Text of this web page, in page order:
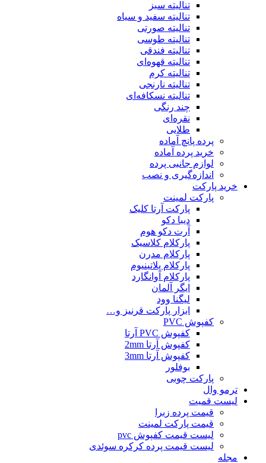
تنالیته سبز
تنالیته سفید و سیاه
تنالیته صورتی
تنالیته طوسی
تنالیته فندقی
تنالیته قهوه‌ای
تنالیته کرم
تنالیته نارنجی
تنالیته نسکافه‌ای
چند رنگی
نقره‌ای
طلایی
پرده پانچ آماده
خرید پرده آماده
لوازم جانبی پرده
اندازه‌گیری و نصب
خرید پارکت
پارکت لمینت
پارکت آرتا کلیک
دیبا دکو
آرت دکو هوم
پارکلام کلاسیک
پارکلام مدرن
پارکلام پلاتینیوم
پارکلام آوانگارد
ایگر آلمان
لیگنا وود
ابزار پارکت قرنیز و…
کفپوش PVC
کفپوش PVC آرتا
کفپوش آرتا 2mm
کفپوش آرتا 3mm
بوفلور
پارکت چوبی
ترمو وال
لیست قمیت
قیمت پرده زبرا
قیمت پارکت لمینت
لیست قیمت کفپوش pvc
لیست قیمت پرده کرکره سوئدی
مجله